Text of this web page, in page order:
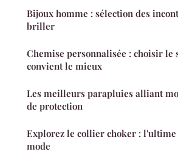
Bijoux homme : sélection des
briller
Chemise personnalisée : choisir le
convient le mieux
Les meilleurs parapluies alliant
de protection
Explorez le collier choker : l'ultime
mode